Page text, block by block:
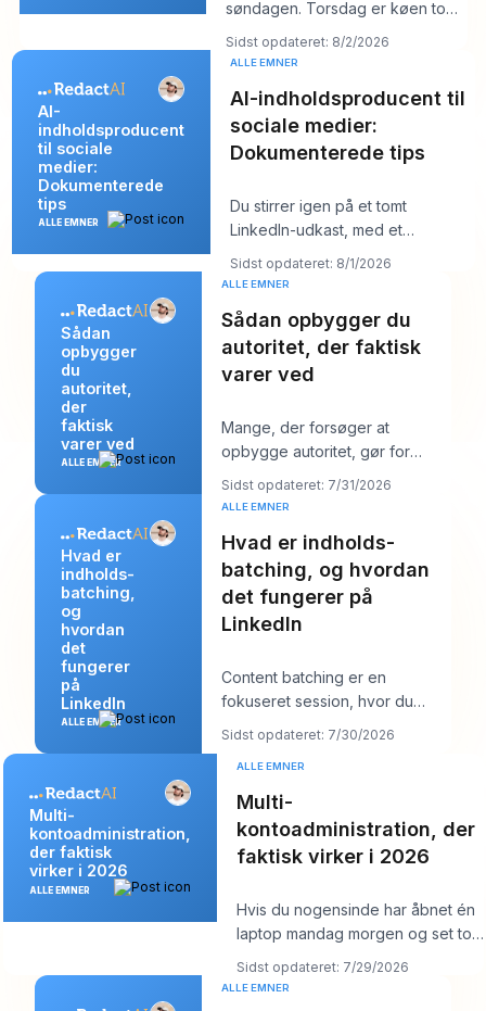
søndagen. Torsdag er køen tom,
hooket du kunne lide føles fladt,
og
Sidst opdateret: 8/2/2026
AI-
indholdsproducent
til sociale
medier:
Dokumenterede
tips
ALLE EMNER
ALLE EMNER
AI-indholdsproducent til
sociale medier:
Dokumenterede tips
Du stirrer igen på et tomt
LinkedIn-udkast, med et
kundemøde om ti minutter og et
opslag, der burde
Sidst opdateret: 8/1/2026
Sådan
opbygger
du
autoritet,
der
faktisk
varer ved
ALLE EMNER
ALLE EMNER
Sådan opbygger du
autoritet, der faktisk
varer ved
Mange, der forsøger at
opbygge autoritet, gør for
meget af det forkerte. De
poster mere, jagter stør
Sidst opdateret: 7/31/2026
Hvad er
indholds-
batching,
og
hvordan
det
fungerer
på
LinkedIn
ALLE EMNER
ALLE EMNER
Hvad er indholds-
batching, og hvordan
det fungerer på
LinkedIn
Content batching er en
fokuseret session, hvor du
laver flere LinkedIn-opslag på
én gang og derefter
Sidst opdateret: 7/30/2026
Multi-
kontoadministration,
der faktisk
virker i 2026
ALLE EMNER
ALLE EMNER
Multi-
kontoadministration, der
faktisk virker i 2026
Hvis du nogensinde har åbnet én
laptop mandag morgen og set tolv
logins, seks kundekalendere, tre
br
Sidst opdateret: 7/29/2026
ALLE EMNER